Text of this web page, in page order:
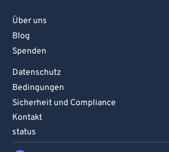
Über uns
Blog
Spenden
Datenschutz
Bedingungen
Sicherheit und Compliance
Kontakt
status